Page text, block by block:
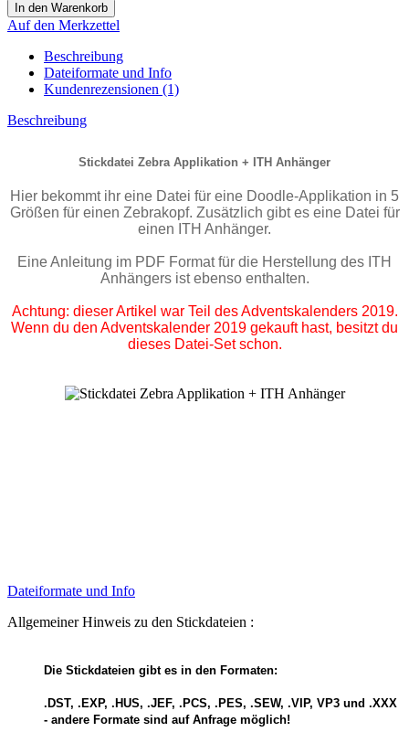
Auf den Merkzettel
Beschreibung
Dateiformate und Info
Kundenrezensionen (1)
Beschreibung
Stickdatei Zebra Applikation + ITH Anhänger
Hier bekommt ihr eine Datei für eine Doodle-Applikation in 5
Größen für einen Zebrakopf. Zusätzlich gibt es eine Datei für
einen ITH Anhänger.
Eine Anleitung im PDF Format für die Herstellung des ITH
Anhängers ist ebenso enthalten.
Achtung: dieser Artikel war Teil des Adventskalenders 2019.
Wenn du den Adventskalender 2019 gekauft hast, besitzt du
dieses Datei-Set schon.
Dateiformate und Info
Allgemeiner Hinweis zu den Stickdateien :
Die Stickdateien gibt es in den Formaten:
.DST, .EXP, .HUS, .JEF, .PCS, .PES, .SEW, .VIP, VP3 und .XXX
- andere Formate sind auf Anfrage möglich!